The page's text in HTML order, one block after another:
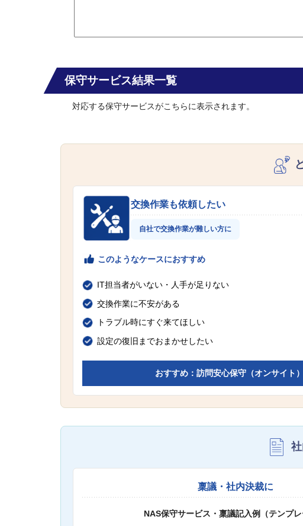
保守サービス結果一覧
対応する保守サービスがこちらに表示されます。
交換作業も依頼したい
自社で交換作業が難しい方に
このようなケースにおすすめ
IT担当者がいない・人手が足りない
交換作業に不安がある
トラブル時にすぐ来てほしい
設定の復旧までおまかせしたい
おすすめ：訪問安心保守（オンサイト）
稟議・社内決裁に
NAS保守サービス・稟議記入例（テンプレ